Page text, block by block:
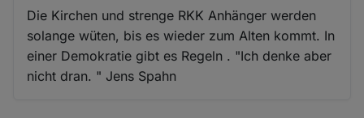
Die Kirchen und strenge RKK Anhänger werden
solange wüten, bis es wieder zum Alten kommt. In
einer Demokratie gibt es Regeln . "Ich denke aber
nicht dran. " Jens Spahn